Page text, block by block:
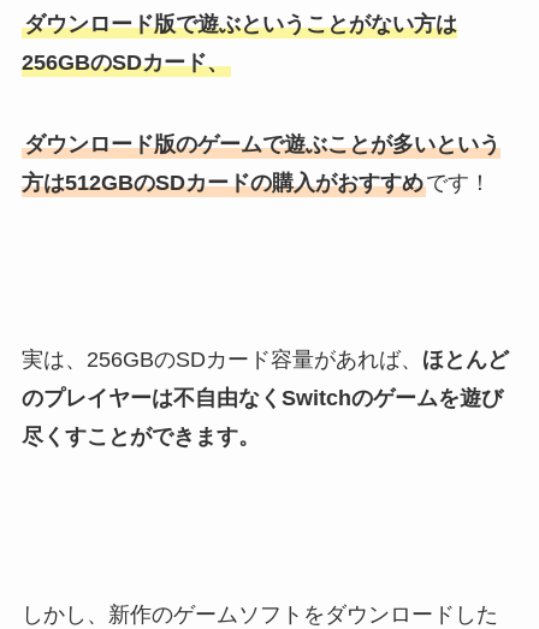
ダウンロード版で遊ぶということがない方は
256GBのSDカード、
ダウンロード版のゲームで遊ぶことが多いという
方は512GBのSDカードの購入がおすすめです！
実は、256GBのSDカード容量があれば、 ほとんど
のプレイヤーは不自由なくSwitchのゲームを遊び
尽くすことができます。
しかし、新作のゲームソフトをダウンロードした